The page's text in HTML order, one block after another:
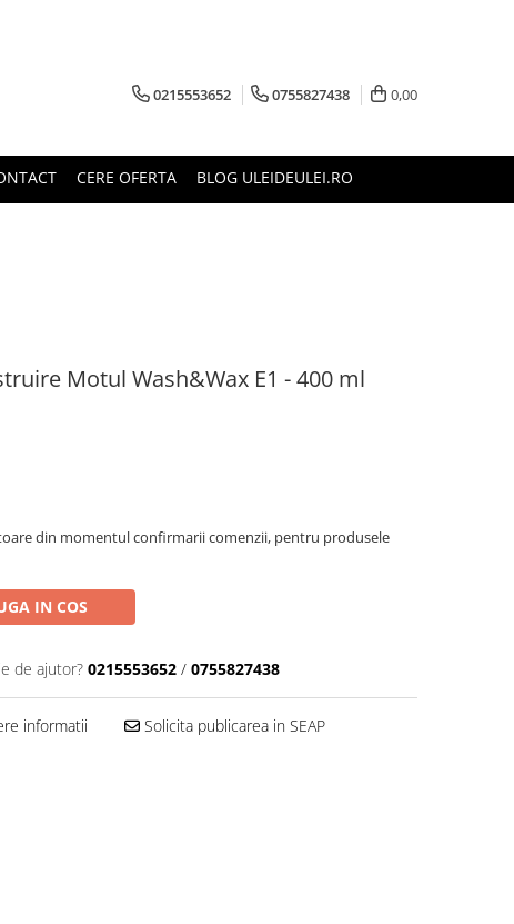
0215553652 0755827438 0,00
CERE OFERTA BLOG ULEIDEULEI.RO
Motul Wash&Wax E1 - 400 ml
din momentul confirmarii comenzii, pentru produsele
IN COS
de ajutor? 0215553652 / 0755827438
informatii
Solicita publicarea in SEAP